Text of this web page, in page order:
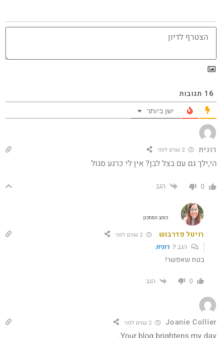
16 תגובות
ישן ביותר
רונית 2 שנים לפני
הי,ילך גם עם בצל לבן? אין לי כרגע סגול
0 הגב
כותב המתכון
רויטל פדרבוש 2 שנים לפני
הגב לרונית
בטח שאפשר!
0 הגב
Joanie Collier